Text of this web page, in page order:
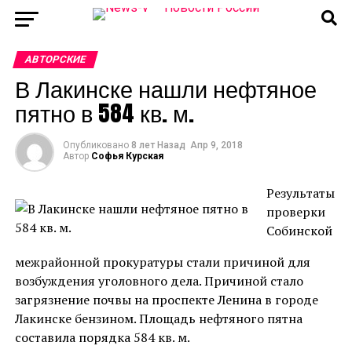
АВТОРСКИЕ
В Лакинске нашли нефтяное
пятно в 584 кв. м.
Опубликовано 8 лет Назад Апр 9, 2018
Автор Софья Курская
Результаты
проверки
Собинской
межрайонной прокуратуры стали причиной для
возбуждения уголовного дела. Причиной стало
загрязнение почвы на проспекте Ленина в городе
Лакинске бензином. Площадь нефтяного пятна
составила порядка 584 кв. м.